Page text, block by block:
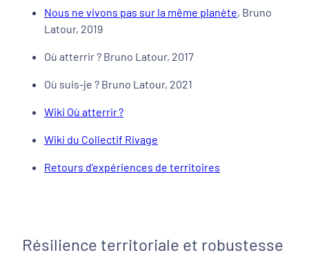
Nous ne vivons pas sur la même planète, Bruno
Latour, 2019
Où atterrir ? Bruno Latour, 2017
Où suis-je ? Bruno Latour, 2021
Wiki Où atterrir ?
Wiki du Collectif Rivage
Retours d’expériences de territoires
Résilience territoriale et robustesse